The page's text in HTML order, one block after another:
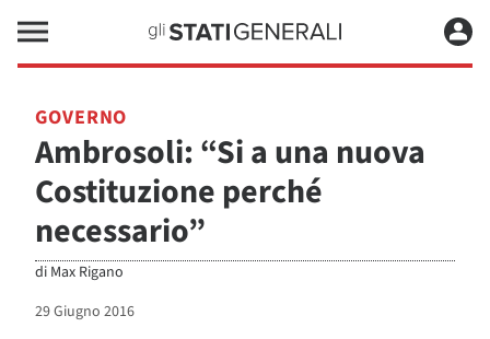
GOVERNO
Ambrosoli: “Si a una nuova
Costituzione perché
necessario”
di Max Rigano
29 Giugno 2016